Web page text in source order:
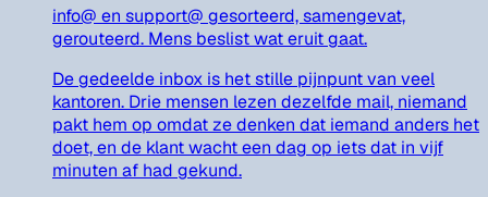
info@ en support@ gesorteerd, samengevat,
gerouteerd. Mens beslist wat eruit gaat.
De gedeelde inbox is het stille pijnpunt van veel
kantoren. Drie mensen lezen dezelfde mail, niemand
pakt hem op omdat ze denken dat iemand anders het
doet, en de klant wacht een dag op iets dat in vijf
minuten af had gekund.